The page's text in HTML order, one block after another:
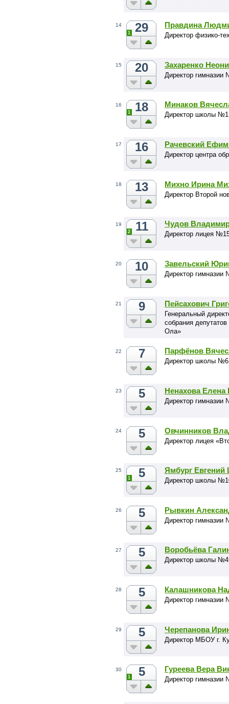
14 29
1
Правдина
Директор физико-
15 20 Захаренко
Директор гимназии
16 18
1
Минаков
Директор школы №1
17 16 Рачевский
Директор центра
18 13 Михно Ирина
Директор Второй
19 11
2
Чудов
Директор лицея
20 10 Завельский
Директор гимназии
21 9 Пейсахович
Генеральный
собрания
Ола»
22 7 Парфёнов
Директор школы №6
23 5 Ненахова Елена
Директор гимназии
24 5 Овчинников
Директор лицея
25 5
1
Ямбург
Директор школы
26 5 Рывкин
Директор гимназии
27 5 Воробьёва
Директор школы
28 5 Калашникова
Директор гимназии
29 5 Черепанова
Директор МБОУ г.
30 5
1
Гуреева Вера
Директор гимназии